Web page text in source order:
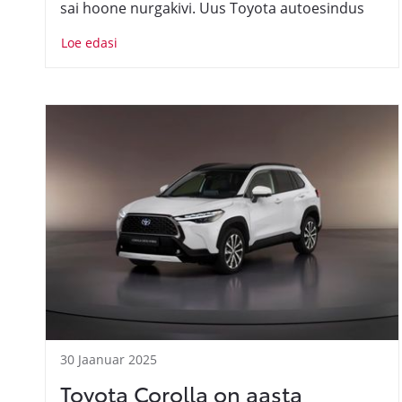
sai hoone nurgakivi. Uus Toyota autoesindus
Loe edasi
30 Jaanuar 2025
Toyota Corolla on aasta